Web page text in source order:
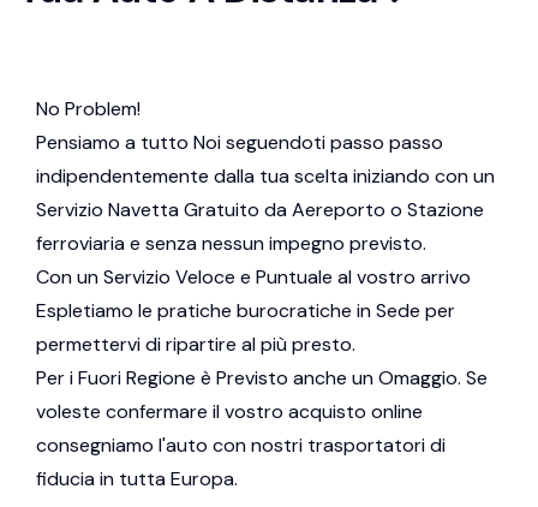
No Problem!
Pensiamo a tutto Noi seguendoti passo passo
indipendentemente dalla tua scelta iniziando con un
Servizio Navetta Gratuito da Aereporto o Stazione
ferroviaria e senza nessun impegno previsto.
Con un Servizio Veloce e Puntuale al vostro arrivo
Espletiamo le pratiche burocratiche in Sede per
permettervi di ripartire al più presto.
Per i Fuori Regione è Previsto anche un Omaggio. Se
voleste confermare il vostro acquisto online
consegniamo l'auto con nostri trasportatori di
fiducia in tutta Europa.